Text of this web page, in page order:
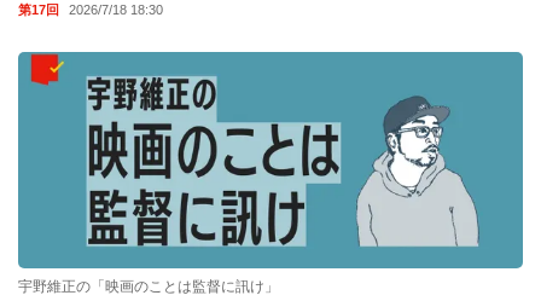
第17回 2026/7/18 18:30
宇野維正の「映画のことは監督に訊け」